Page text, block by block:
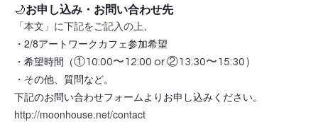
🌙お申し込み・お問い合わせ先
「本文」に下記をご記入の上、
・2/8アートワークカフェ参加希望
・希望時間（①10:00〜12:00 or ②13:30〜15:30）
・その他、質問など。
下記のお問い合わせフォームよりお申し込みください。
http://moonhouse.net/contact